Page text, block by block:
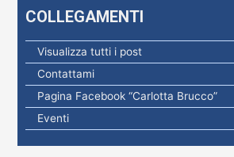
:
COLLEGAMENTI
Visualizza tutti i post
Contattami
Pagina Facebook “Carlotta Brucco”
Eventi